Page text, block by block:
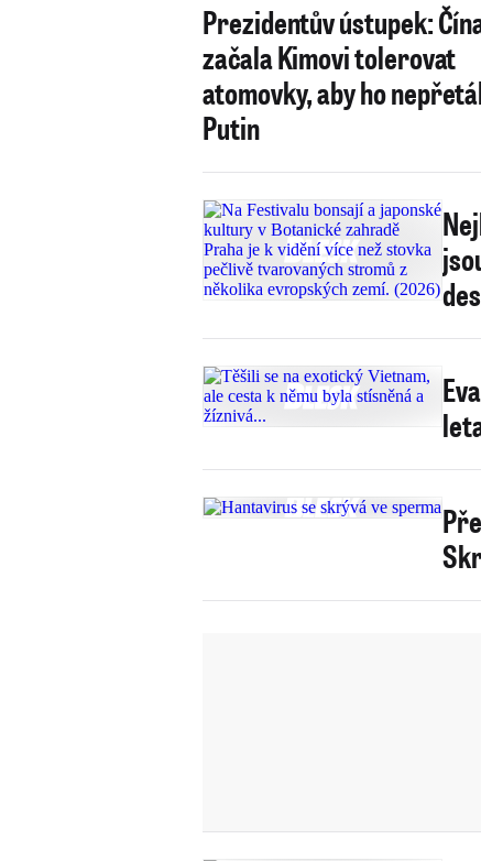
Prezidentův ústupek:
začala Kimovi tolerovat
atomovky, aby ho
Putin